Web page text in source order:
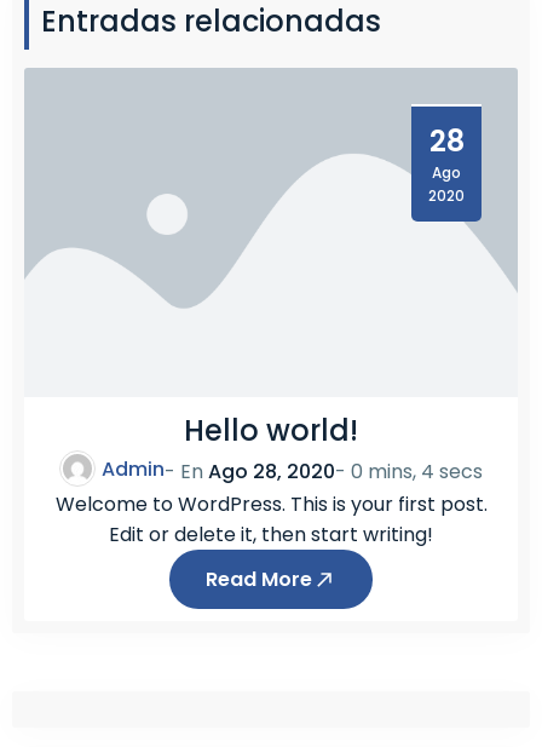
Entradas relacionadas
28
Ago
2020
Hello world!
Admin- EnAgo 28, 2020- 0 mins, 4 secs
Welcome to WordPress. This is your first post.
Edit or delete it, then start writing!
Read More